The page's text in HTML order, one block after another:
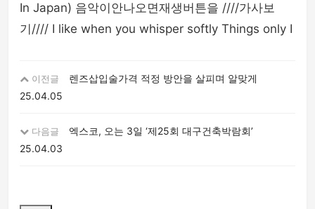
In Japan) 음악이안나오면재생버튼을 ////가사보
기//// I like when you whisper softly Things only I
이전글
렌즈삽입술가격 적정 방안을 살피며 알맞게
25.04.05
다음글
엑스코, 오는 3일 ‘제25회 대구건축박람회’
25.04.03